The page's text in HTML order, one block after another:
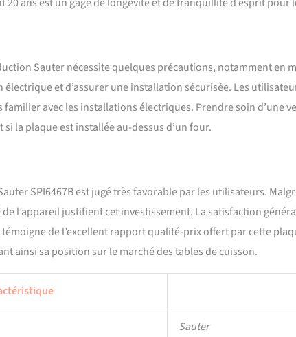
Sauter nécessite quelques précautions, notamment en
électrique et d’assurer une installation sécurisée. Les
familier avec les installations électriques. Prendre soin d’une
la plaque est installée au-dessus d’un four.
SPI6467B est jugé très favorable par les utilisateurs.
l’appareil justifient cet investissement. La satisfaction
de l’excellent rapport qualité-prix offert par cette
ainsi sa position sur le marché des tables de cuisson.
Sauter